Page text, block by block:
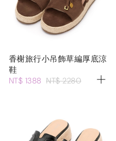
香榭旅行小吊飾草編厚底涼
鞋
NT$ 1388 NT$ 2280